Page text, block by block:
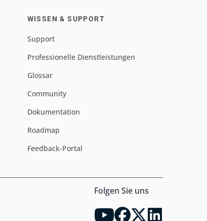
WISSEN & SUPPORT
Support
Professionelle Dienstleistungen
Glossar
Community
Dokumentation
Roadmap
Feedback-Portal
Folgen Sie uns